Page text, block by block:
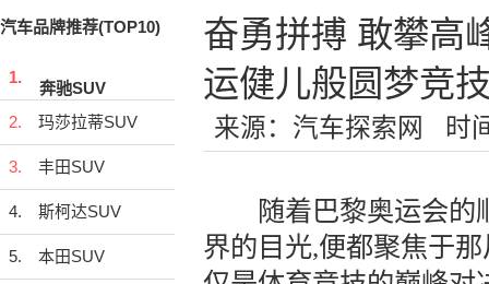
汽车品牌推荐(TOP10)
1.
奔驰SUV
2.
玛莎拉蒂SUV
3. 丰田SUV
4. 斯柯达SUV
5. 本田SUV
奋勇拼搏 敢攀高
运健儿般圆梦竞
来源：汽车探索网 时
随着巴黎奥运会的
界的目光,便都聚焦于